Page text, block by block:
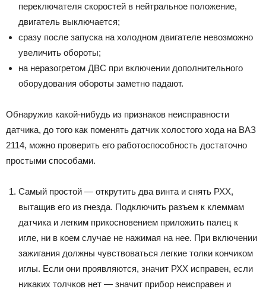
переключателя скоростей в нейтральное положение,
двигатель выключается;
сразу после запуска на холодном двигателе невозможно
увеличить обороты;
на неразогретом ДВС при включении дополнительного
оборудования обороты заметно падают.
Обнаружив какой-нибудь из признаков неисправности
датчика, до того как поменять датчик холостого хода на ВАЗ
2114, можно проверить его работоспособность достаточно
простыми способами.
Самый простой — открутить два винта и снять РХХ,
вытащив его из гнезда. Подключить разъем к клеммам
датчика и легким прикосновением приложить палец к
игле, ни в коем случае не нажимая на нее. При включении
зажигания должны чувствоваться легкие толки кончиком
иглы. Если они проявляются, значит РХХ исправен, если
никаких толчков нет — значит прибор неисправен и